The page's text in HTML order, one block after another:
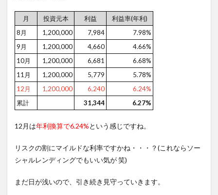
月 投資元本 利益
利益率(年利)
8月
1,200,000 7,984
7.98%
9月
1,200,000 4,660
4.66%
10月
1,200,000 6,681
6.68%
11月
1,200,000 5,779
5.78%
12月
1,200,000 6,240
6.24%
累計
31,344 6.27%
12月は年利換算で6.24%という感じですね。
リスクの割にマイルドな利率ですかね・・・？(これならソー
シャルレンディングでもいい気が 笑)
まだ日が浅いので、引き続き見守っていきます。